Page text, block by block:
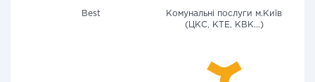
Best
Комунальні послуги м.Київ
(ЦКС, КТЕ, КВК...)